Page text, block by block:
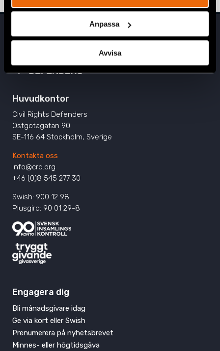
Anpassa
Avvisa
Huvudkontor
Civil Rights Defenders
Östgötagatan 90
SE-116 64 Stockholm, Sverige
Kontakta oss
info@crd.org
+46 (0)8 545 277 30
Swish: 900 12 98
Plusgiro: 90 01 29-8
Engagera dig
Bli månadsgivare idag
Ge via kort eller Swish
Prenumerera på nyhetsbrevet
Minnes- eller högtidsgåva